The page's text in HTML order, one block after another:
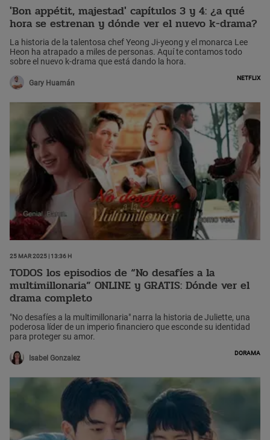
'Bon appétit, majestad' capítulos 3 y 4: ¿a qué
hora se estrenan y dónde ver el nuevo k-drama?
La historia de la talentosa chef Yeong Ji-yeong y el monarca Lee
Heon ha atrapado a miles de personas. Aquí te contamos todo
sobre el nuevo k-drama que está dando la hora.
Gary Huamán
Netflix
25 Mar 2025 | 13:36 h
TODOS los episodios de “No desafíes a la
multimillonaria” ONLINE y GRATIS: Dónde ver el
drama completo
"No desafíes a la multimillonaria" narra la historia de Juliette, una
poderosa líder de un imperio financiero que esconde su identidad
para proteger su amor.
Isabel Gonzalez
Dorama